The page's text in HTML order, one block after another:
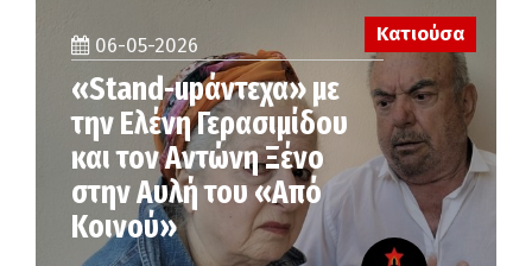
Κατιούσα
06-05-2026
«Stand-upάντεχα» με
την Ελένη Γερασιμίδου
και τον Αντώνη Ξένο
στην Αυλή του «Από
Κοινού»